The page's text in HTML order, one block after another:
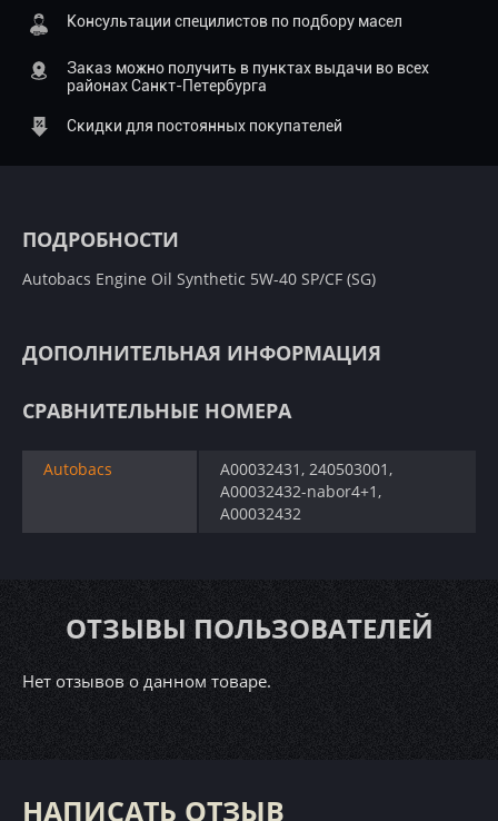
Консультации специлистов по подбору масел
Заказ можно получить в пунктах выдачи во всех
районах Санкт-Петербурга
Скидки для постоянных покупателей
ПОДРОБНОСТИ
Autobacs Engine Oil Synthetic 5W-40 SP/СF (SG)
ДОПОЛНИТЕЛЬНАЯ ИНФОРМАЦИЯ
СРАВНИТЕЛЬНЫЕ НОМЕРА
Autobacs
A00032431, 240503001,
A00032432-nabor4+1,
A00032432
ОТЗЫВЫ ПОЛЬЗОВАТЕЛЕЙ
Нет отзывов о данном товаре.
НАПИСАТЬ ОТЗЫВ